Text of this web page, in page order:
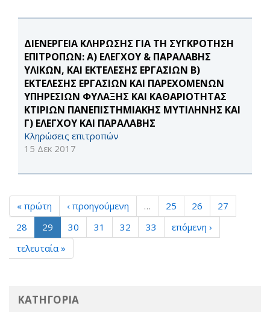
ΔΙΕΝΕΡΓΕΙΑ ΚΛΗΡΩΣΗΣ ΓΙΑ ΤΗ ΣΥΓΚΡΟΤΗΣΗ
ΕΠΙΤΡΟΠΩΝ: Α) ΕΛΕΓΧΟΥ & ΠΑΡΑΛΑΒΗΣ
ΥΛΙΚΩΝ, ΚΑΙ ΕΚΤΕΛΕΣΗΣ ΕΡΓΑΣΙΩΝ Β)
ΕΚΤΕΛΕΣΗΣ ΕΡΓΑΣΙΩΝ ΚΑΙ ΠΑΡΕΧΟΜΕΝΩΝ
ΥΠΗΡΕΣΙΩΝ ΦΥΛΑΞΗΣ ΚΑΙ ΚΑΘΑΡΙΟΤΗΤΑΣ
ΚΤΙΡΙΩΝ ΠΑΝΕΠΙΣΤΗΜΙΑΚΗΣ ΜΥΤΙΛΗΝΗΣ ΚΑΙ
Γ) ΕΛΕΓΧΟΥ ΚΑΙ ΠΑΡΑΛΑΒΗΣ
Κληρώσεις επιτροπών
15 Δεκ 2017
« πρώτη ‹ προηγούμενη … 25 26
27
28
29 30 31 32 33
επόμενη ›
τελευταία »
ΚΑΤΗΓΟΡΙΑ